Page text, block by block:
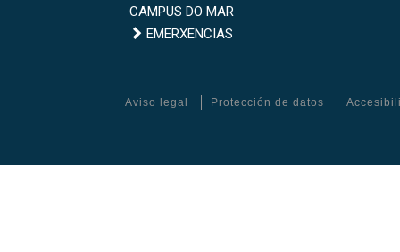
institucionais
Campus
do
CAMPUS DO MAR
Emerxencias
EMERXENCIAS
Aviso legal Protección de datos